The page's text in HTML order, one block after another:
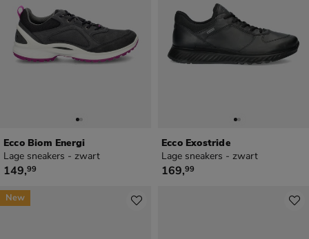
Ecco Biom Energi
Lage sneakers - zwart
€ 149,99
149,99
Ecco Exostride
Lage sneakers - zwart
€ 169,99
169,99
New